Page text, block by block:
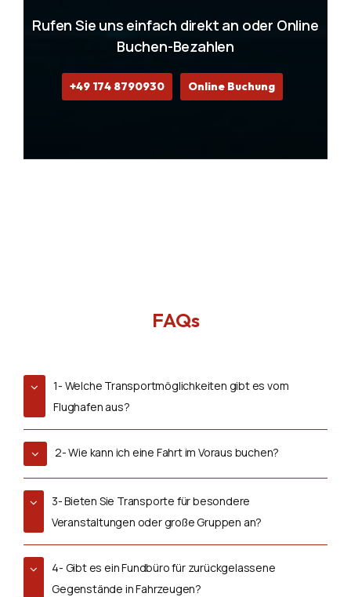
Rufen Sie uns einfach direkt an oder Online
Buchen-Bezahlen
+49 174 8790930 Online Buchung
FAQs
1- Welche Transportmöglichkeiten gibt es vom
Flughafen aus?
2- Wie kann ich eine Fahrt im Voraus buchen?
3- Bieten Sie Transporte für besondere
Veranstaltungen oder große Gruppen an?
4- Gibt es ein Fundbüro für zurückgelassene
Gegenstände in Fahrzeugen?